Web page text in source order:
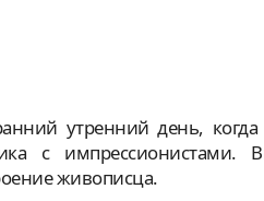
утренний день,
с импрессионистами.
живописца.